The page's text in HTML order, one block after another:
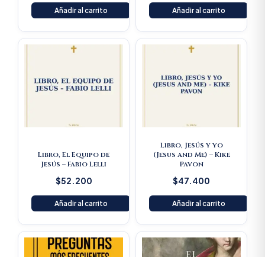
Añadir al carrito Añadir al carrito
Libro, El Equipo de
Jesús – Fabio Lelli
$52.200
Añadir al carrito
Libro, Jesús y yo
(Jesus and Me) – Kike
Pavon
$47.400
Añadir al carrito